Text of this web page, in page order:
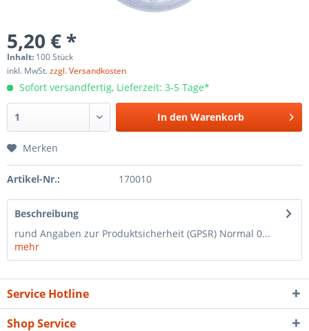
5,20 € *
Inhalt: 100 Stück
inkl. MwSt.zzgl. Versandkosten
Sofort versandfertig, Lieferzeit: 3-5 Tage*
In den Warenkorb
Merken
Artikel-Nr.: 170010
Beschreibung
rund Angaben zur Produktsicherheit (GPSR) Normal 0...
mehr
Service Hotline
Shop Service